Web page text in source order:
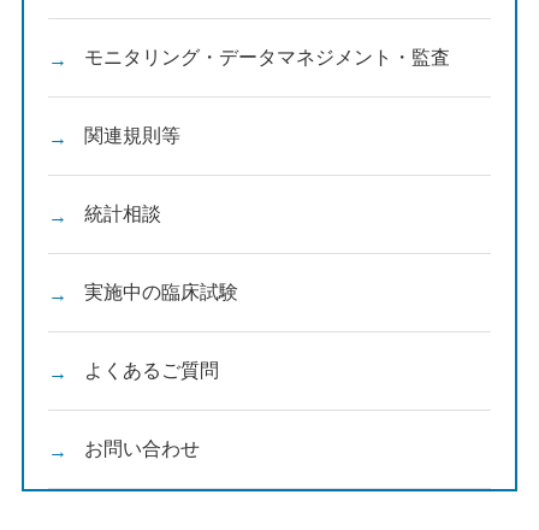
モニタリング・データマネジメント・監査
関連規則等
統計相談
実施中の臨床試験
よくあるご質問
お問い合わせ